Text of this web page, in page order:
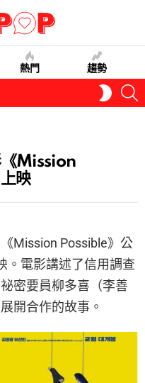
熱門 趨勢
SKIN
《Mission
映
Mission Possible》公
。電影講述了信用調查
密要員柳多喜（李善
開合作的故事。